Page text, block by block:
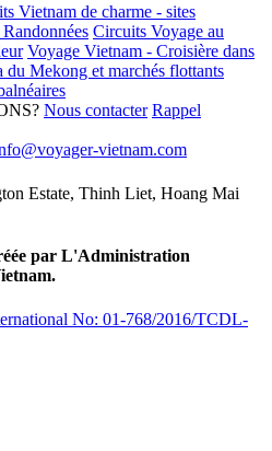
Vietnam de charme - sites
Circuits Voyage au
Voyage Vietnam - Croisière dans
du Mekong et marchés flottants
Nous contacter Rappel
vietnam.com
Estate, Thinh Liet, Hoang Mai
par L'Administration
No: 01-768/2016/TCDL-